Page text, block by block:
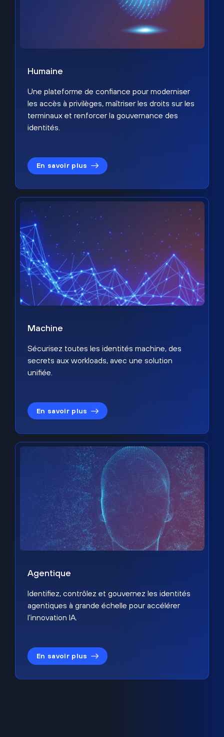
Humaine
Une plateforme de confiance pour moderniser
les accès à privilèges, maîtriser les droits sur les
terminaux et renforcer la gouvernance des
identités.
En savoir plus
Machine
Sécurisez toutes les identités machine, des
secrets aux workloads, avec une solution
unifiée.
En savoir plus
Agentique
Identifiez, contrôlez et gouvernez les identités
agentiques à grande échelle pour accélérer
l’innovation IA.
En savoir plus